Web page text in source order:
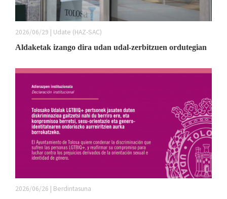
2026/06/29 | Udate (HAZ-SAC)
Aldaketak izango dira udan udal-zerbitzuen ordutegian
2026/06/26 | Berdintasuna